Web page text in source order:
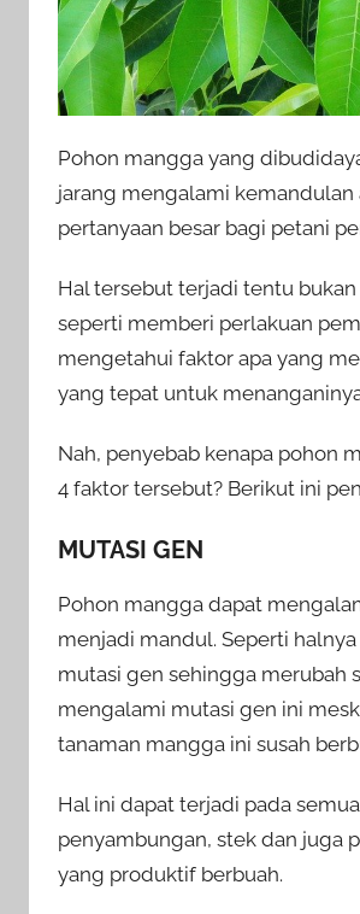
Pohon mangga yang
jarang mengalami
pertanyaan besar bagi petani
Hal tersebut terjadi tentu
seperti memberi perlakuan
mengetahui faktor apa yang
yang tepat untuk
Nah, penyebab kenapa pohon
4 faktor tersebut? Berikut ini
MUTASI GEN
Pohon mangga dapat
menjadi mandul. Seperti
mutasi gen sehingga merubah
mengalami mutasi gen ini
tanaman mangga ini susah
Hal ini dapat terjadi pada
penyambungan, stek dan juga
yang produktif berbuah.